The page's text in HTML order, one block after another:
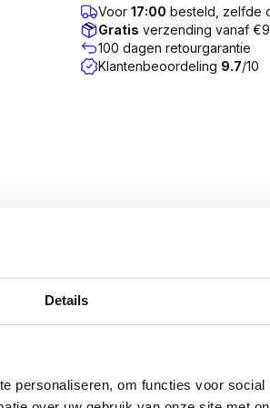
Details
personaliseren, om functies voor social
Voor 17:00 besteld, zelfde
Gratis verzending vanaf
100 dagen retourgarantie
Klantenbeoordeling 9.7/10
De schroef is uitgevoerd
staan garant voor een
hoogwaardige
aangeeft dat het product